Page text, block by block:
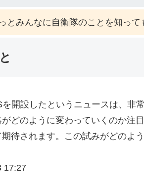
とみんなに自衛隊のことを知って
開設したというニュースは、
どのように変わっていくのか
待されます。この試みがどのよ
17:27